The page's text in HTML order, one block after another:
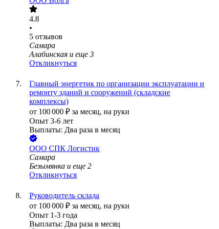
4.8
•
5 отзывов
Самара
Алабинская и еще 3
Откликнуться
Главный энергетик по организации эксплуатации и
ремонту зданий и сооружений (складские
комплексы)
от 100 000 ₽ за месяц, на руки
Опыт 3-6 лет
Выплаты: Два раза в месяц
ООО СПК Логистик
Самара
Безымянка и еще 2
Откликнуться
Руководитель склада
от 100 000 ₽ за месяц, на руки
Опыт 1-3 года
Выплаты: Два раза в месяц